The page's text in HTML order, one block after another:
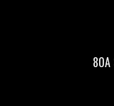
80A